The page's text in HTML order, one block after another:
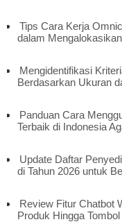
Tips Cara Kerja
dalam
Mengidentifikasi
Berdasarkan Ukuran
Panduan Cara
Terbaik di Indonesia
Update Daftar
di Tahun 2026 untuk
Review Fitur Chatbot
Produk Hingga